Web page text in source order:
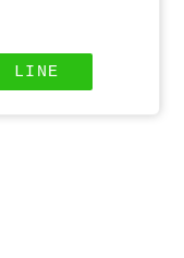
LINE